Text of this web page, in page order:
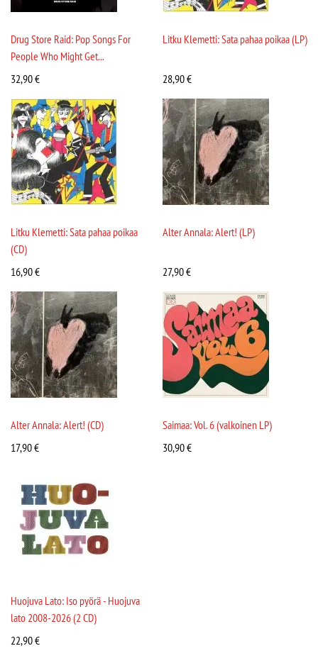
Drug Store Raid: Pop Songs For
People Who Might Get...
32,90€
Litku Klemetti: Sata pahaa poikaa (LP)
28,90€
Litku Klemetti: Sata pahaa poikaa
(CD)
16,90€
Alter Annala: Alert! (LP)
27,90€
Alter Annala: Alert! (CD)
17,90€
Saimaa: Vol. 6 (valkoinen LP)
30,90€
Huojuva Lato: Iso pyörä - Huojuva
lato 2008-2026 (2 CD)
22,90€